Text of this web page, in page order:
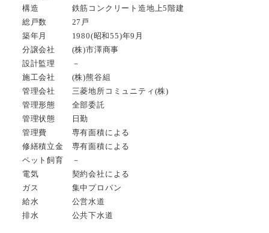
構造 鉄筋コンクリート造地上5階建
総戸数 27戸
築年月 1980(昭和55)年9月
分譲会社 (株)市澤商事
設計監理 －
施工会社 (株)熊谷組
管理会社 三菱地所コミュニティ(株)
管理形態 全部委託
管理状態 日勤
管理費 専有面積による
修繕積立金 専有面積による
ペット飼育 －
電気 契約会社による
ガス 集中プロパン
給水 公営水道
排水 公共下水道